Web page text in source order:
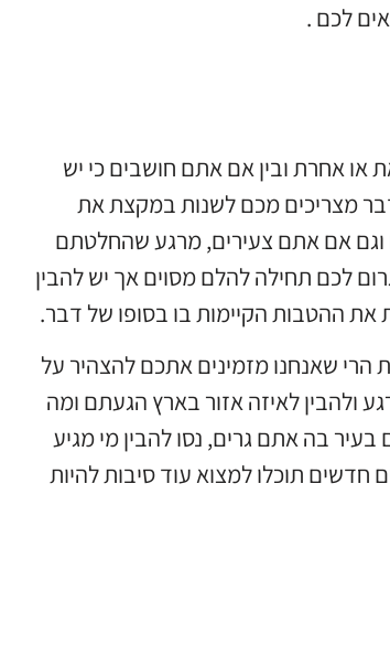
לכם .
או אחרת ובין אם אתם חושבים כי יש
מצריכים מכם לשנות במקצת את
אם אתם צעירים, מרגע שהחלטתם
לכם תחילה להלם מסוים אך יש להבין
את ההטבות הקיימות בו בסופו של דבר.
שאנחנו מזמינים אתכם להצהיר על
ולהבין לאיזה אזור בארץ הגעתם ומה
בה אתם גרים, נסו להבין מי מגיע
תוכלו למצוא עוד סיבות להיות